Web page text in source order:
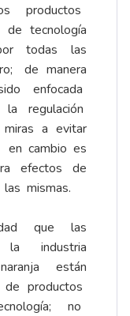
productos
de tecnología
todas las
de manera
enfocada
regulación
a evitar
cambio es
efectos de
mismas.
que las
la industria
están
productos
no